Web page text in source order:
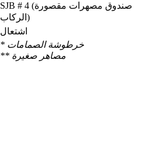
SJB # 4 (صندوق مصهرات مقصورة
الركاب)
اشتعال
* خرطوشة الصمامات
**
مصاهر صغيرة